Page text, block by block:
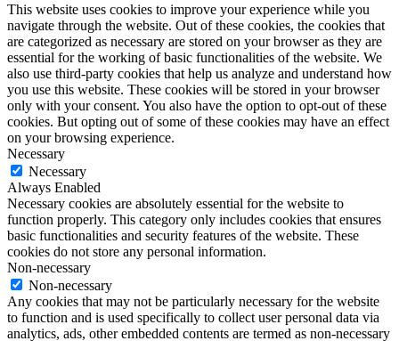
This website uses cookies to improve your experience while you
navigate through the website. Out of these cookies, the cookies that
are categorized as necessary are stored on your browser as they are
essential for the working of basic functionalities of the website. We
also use third-party cookies that help us analyze and understand how
you use this website. These cookies will be stored in your browser
only with your consent. You also have the option to opt-out of these
cookies. But opting out of some of these cookies may have an effect
on your browsing experience.
Necessary
Necessary
Always Enabled
Necessary cookies are absolutely essential for the website to
function properly. This category only includes cookies that ensures
basic functionalities and security features of the website. These
cookies do not store any personal information.
Non-necessary
Non-necessary
Any cookies that may not be particularly necessary for the website
to function and is used specifically to collect user personal data via
analytics, ads, other embedded contents are termed as non-necessary